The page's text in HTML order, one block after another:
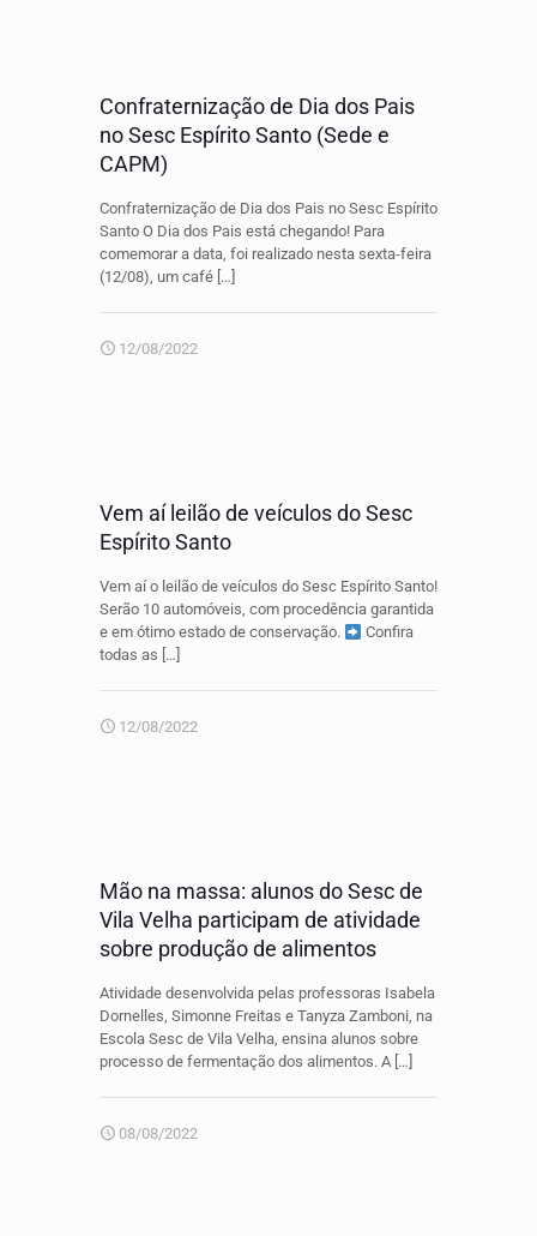
Confraternização de Dia dos Pais
no Sesc Espírito Santo (Sede e
CAPM)
Confraternização de Dia dos Pais no Sesc Espírito
Santo O Dia dos Pais está chegando! Para
comemorar a data, foi realizado nesta sexta-feira
(12/08), um café […]
12/08/2022
Vem aí leilão de veículos do Sesc
Espírito Santo
Vem aí o leilão de veículos do Sesc Espírito Santo!
Serão 10 automóveis, com procedência garantida
e em ótimo estado de conservação.
Confira
todas as […]
12/08/2022
Mão na massa: alunos do Sesc de
Vila Velha participam de atividade
sobre produção de alimentos
Atividade desenvolvida pelas professoras Isabela
Dornelles, Simonne Freitas e Tanyza Zamboni, na
Escola Sesc de Vila Velha, ensina alunos sobre
processo de fermentação dos alimentos. A […]
08/08/2022